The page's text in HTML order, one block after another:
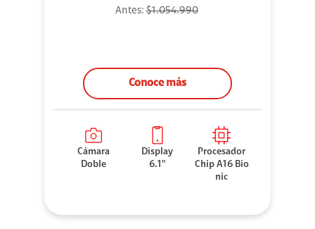
Antes:$1.054.990
Conoce más
Cámara
Doble
Display
6.1"
Procesador
Chip A16 Bio
nic